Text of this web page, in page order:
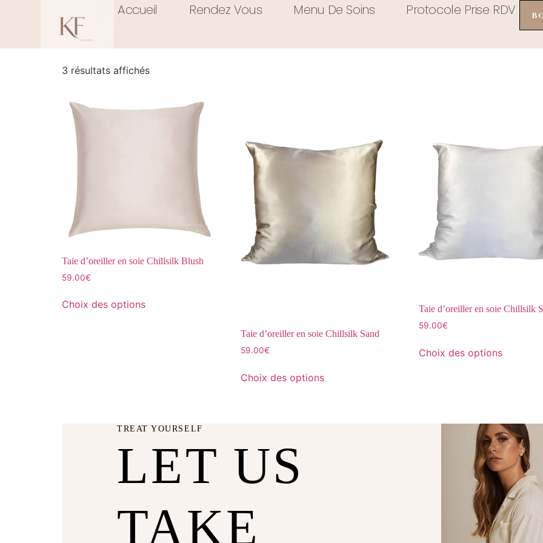
Accueil Rendez Vous Menu De Soins Protocole Prise RDV
Chillsilk/ Taie d'oreiller
Taie d'oreiller
3 résultats affichés
Taie d’oreiller en soie Chillsilk Blush
59.00€
Choix des options
Taie d’oreiller en soie Chillsilk Sand
59.00€
Choix des options
Taie d’oreiller en soie Chillsilk
59.00€
Choix des options
TREAT YOURSELF
LET US
TAKE